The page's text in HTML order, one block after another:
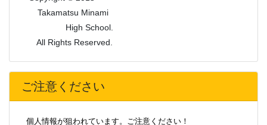
Takamatsu Minami
High School.
All Rights Reserved.
ご注意ください
個人情報が狙われています。ご注意ください！